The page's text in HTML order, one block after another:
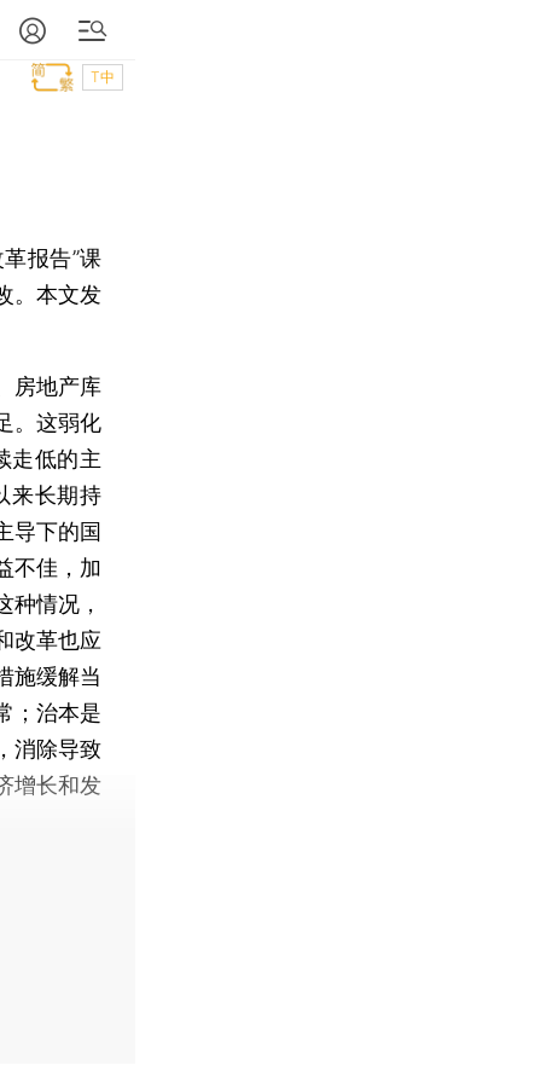
T中
报告”课
。本文发
房地产库
。这弱化
走低的主
来长期持
导下的国
不佳，加
种情况，
改革也应
施缓解当
；治本是
消除导致
增长和发